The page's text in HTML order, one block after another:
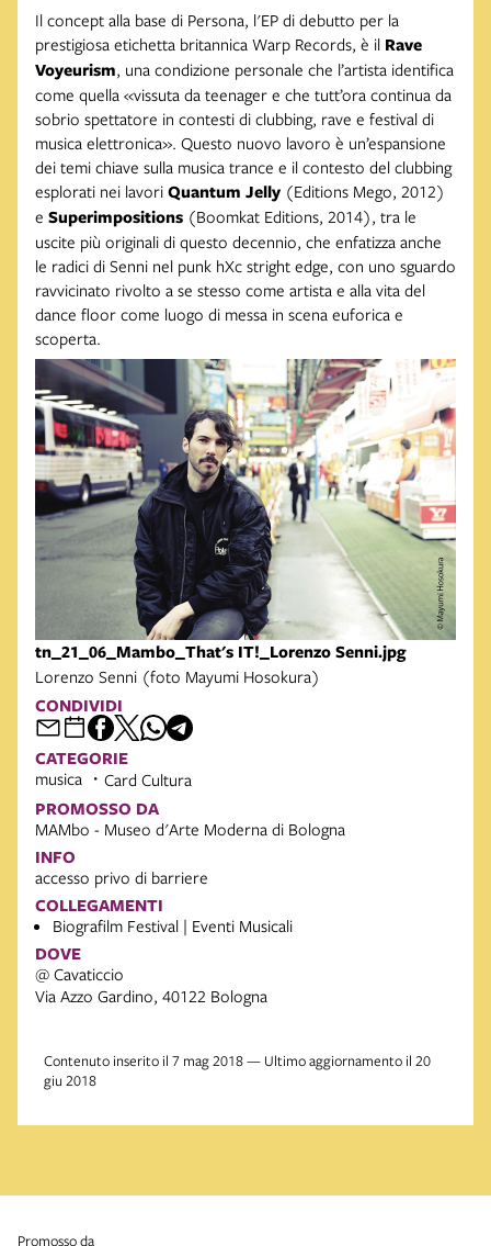
Il concept alla base di Persona, l'EP di debutto per la
prestigiosa etichetta britannica Warp Records, è il Rave
Voyeurism, una condizione personale che l’artista identifica
come quella «vissuta da teenager e che tutt’ora continua da
sobrio spettatore in contesti di clubbing, rave e festival di
musica elettronica». Questo nuovo lavoro è un’espansione
dei temi chiave sulla musica trance e il contesto del clubbing
esplorati nei lavori Quantum Jelly (Editions Mego, 2012)
e Superimpositions (Boomkat Editions, 2014), tra le
uscite più originali di questo decennio, che enfatizza anche
le radici di Senni nel punk hXc stright edge, con uno sguardo
ravvicinato rivolto a se stesso come artista e alla vita del
dance floor come luogo di messa in scena euforica e
scoperta.
tn_21_06_Mambo_That's IT!_Lorenzo Senni.jpg
Lorenzo Senni (foto Mayumi Hosokura)
CONDIVIDI
CATEGORIE
musica Card Cultura
PROMOSSO DA
MAMbo - Museo d'Arte Moderna di Bologna
INFO
accesso privo di barriere
COLLEGAMENTI
Biografilm Festival | Eventi Musicali
DOVE
@ Cavaticcio
Via Azzo Gardino, 40122 Bologna
Contenuto inserito il 7 mag 2018 — Ultimo aggiornamento il 20
giu 2018
promosso da